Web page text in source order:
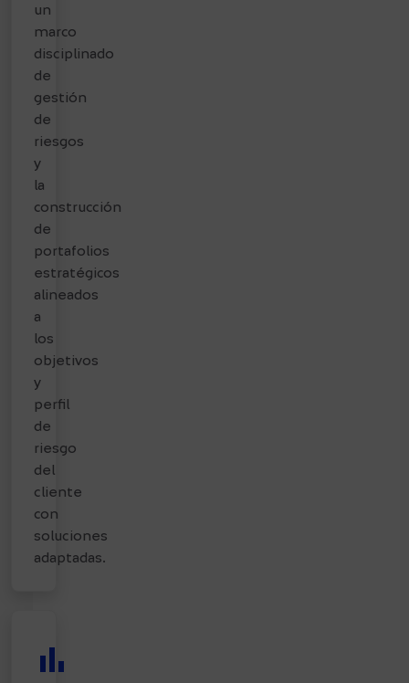
un
marco
disciplinado
de
gestión
de
riesgos
y
la
construcción
de
portafolios
estratégicos
alineados
a
los
objetivos
y
perfil
de
riesgo
del
cliente
con
soluciones
adaptadas.
bar_chart